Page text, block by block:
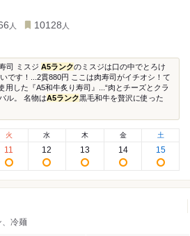
人 10128 人
司 ミスジ A5ランクのミスジは口の中でとろけ
です！...2貫880円 ここは肉寿司がイチオシ！て
用した『A5和牛炙り寿司』...“肉とチーズとクラ
ル。 名物はA5ランク黒毛和牛を贅沢に使った
火
11
水
12
木
13
金
14
土
15
冷麺